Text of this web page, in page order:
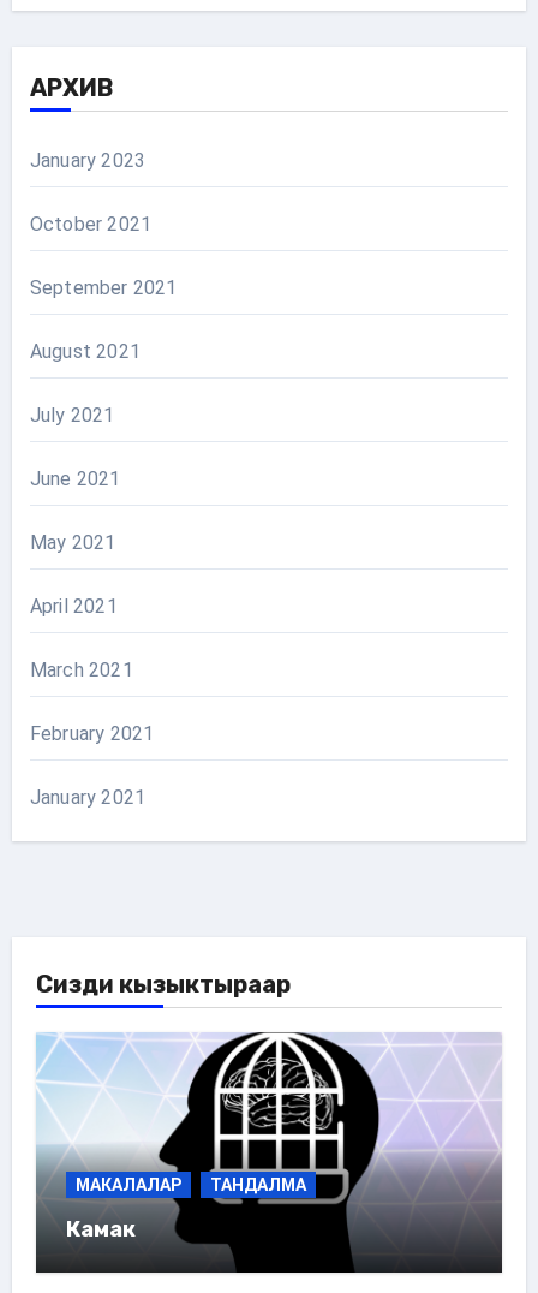
АРХИВ
January 2023
October 2021
September 2021
August 2021
July 2021
June 2021
May 2021
April 2021
March 2021
February 2021
January 2021
Сизди кызыктыраар
МАКАЛАЛАР ТАНДАЛМА
Камак